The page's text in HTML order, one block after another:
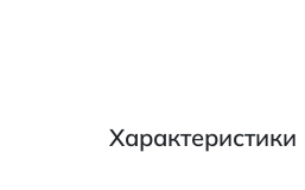
Характеристики